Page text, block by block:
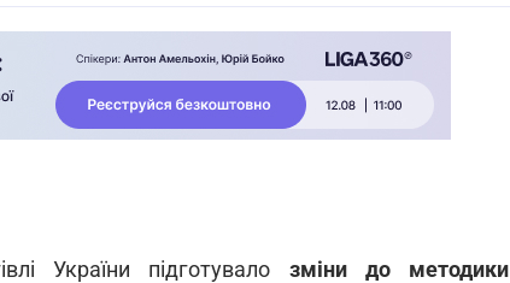
України підготувало зміни до методики